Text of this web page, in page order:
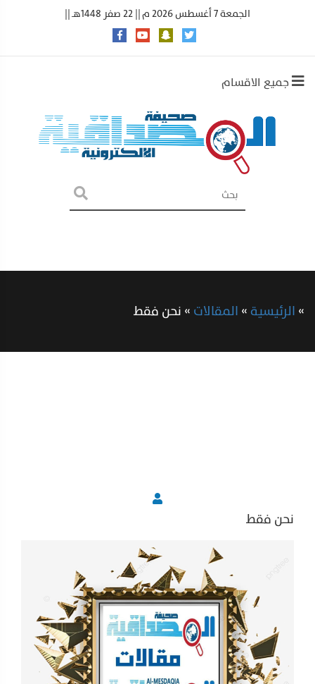
الجمعة 7 أغسطس 2026 م || 22 صفر 1448هـ ||
جميع الاقسام
»الرئيسية»المقالات»نحن فقط
نحن فقط